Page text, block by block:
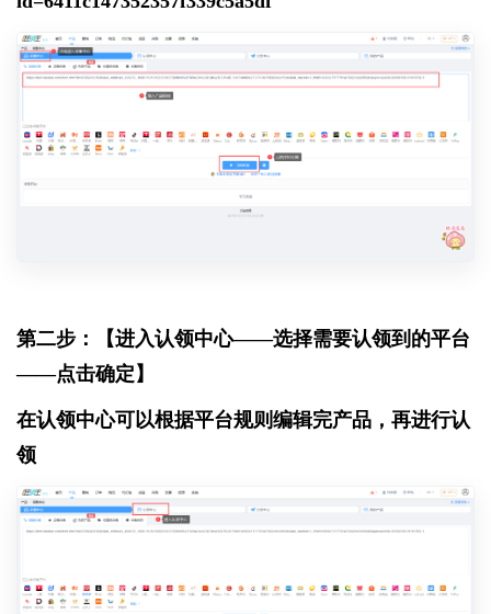
第二步：【进入认领中心——选择需要认领到的平台
——点击确定】
在认领中心可以根据平台规则编辑完产品，再进行认
领